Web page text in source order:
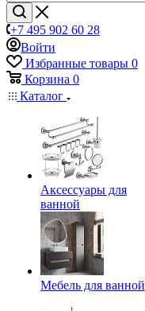
+7 495 902 60 28
Войти
Избранные товары 0
Корзина 0
Каталог
Аксессуары для
ванной
Мебель для ванной